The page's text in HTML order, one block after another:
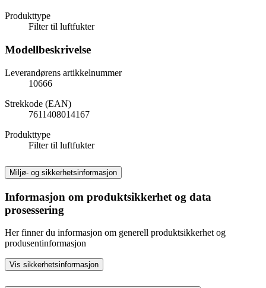
Produkttype
Filter til luftfukter
Modellbeskrivelse
Leverandørens artikkelnummer
10666
Strekkode (EAN)
7611408014167
Produkttype
Filter til luftfukter
Miljø- og sikkerhetsinformasjon
Informasjon om produktsikkerhet og data
prosessering
Her finner du informasjon om generell produktsikkerhet og
produsentinformasjon
Vis sikkerhetsinformasjon